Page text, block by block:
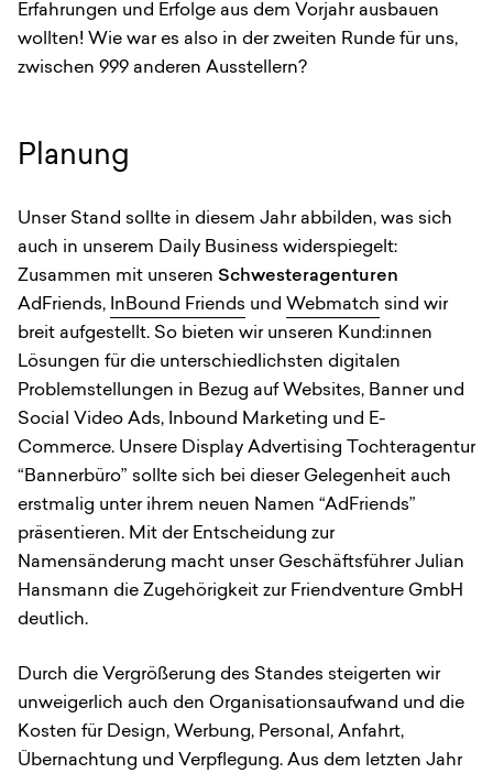
Erfahrungen und Erfolge aus dem Vorjahr ausbauen
wollten! Wie war es also in der zweiten Runde für uns,
zwischen 999 anderen Ausstellern?
Planung
Unser Stand sollte in diesem Jahr abbilden, was sich
auch in unserem Daily Business widerspiegelt:
Zusammen mit unseren Schwesteragenturen
AdFriends, InBound Friends und Webmatch sind wir
breit aufgestellt. So bieten wir unseren Kund:innen
Lösungen für die unterschiedlichsten digitalen
Problemstellungen in Bezug auf Websites, Banner und
Social Video Ads, Inbound Marketing und E-
Commerce. Unsere Display Advertising Tochteragentur
“Bannerbüro” sollte sich bei dieser Gelegenheit auch
erstmalig unter ihrem neuen Namen “AdFriends”
präsentieren. Mit der Entscheidung zur
Namensänderung macht unser Geschäftsführer Julian
Hansmann die Zugehörigkeit zur Friendventure GmbH
deutlich.
Durch die Vergrößerung des Standes steigerten wir
unweigerlich auch den Organisationsaufwand und die
Kosten für Design, Werbung, Personal, Anfahrt,
Übernachtung und Verpflegung. Aus dem letzten Jahr